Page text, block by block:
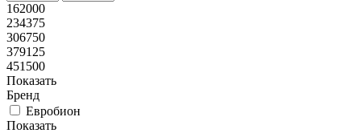
162000
234375
306750
379125
451500
Показать
Бренд
Евробион
Показать